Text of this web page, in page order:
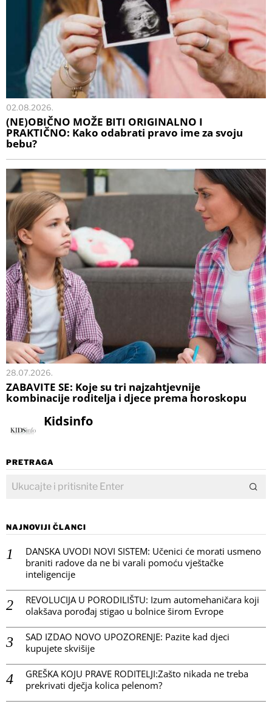
02.08.2026.
(NE)OBIČNO MOŽE BITI ORIGINALNO I
PRAKTIČNO: Kako odabrati pravo ime za svoju
bebu?
28.07.2026.
ZABAVITE SE: Koje su tri najzahtjevnije
kombinacije roditelja i djece prema horoskopu
Kidsinfo
PRETRAGA
NAJNOVIJI ČLANCI
DANSKA UVODI NOVI SISTEM: Učenici će morati usmeno
braniti radove da ne bi varali pomoću vještačke
inteligencije
REVOLUCIJA U PORODILIŠTU: Izum automehaničara koji
olakšava porođaj stigao u bolnice širom Evrope
SAD IZDAO NOVO UPOZORENJE: Pazite kad djeci
kupujete skvišije
GREŠKA KOJU PRAVE RODITELJI:Zašto nikada ne treba
prekrivati dječja kolica pelenom?